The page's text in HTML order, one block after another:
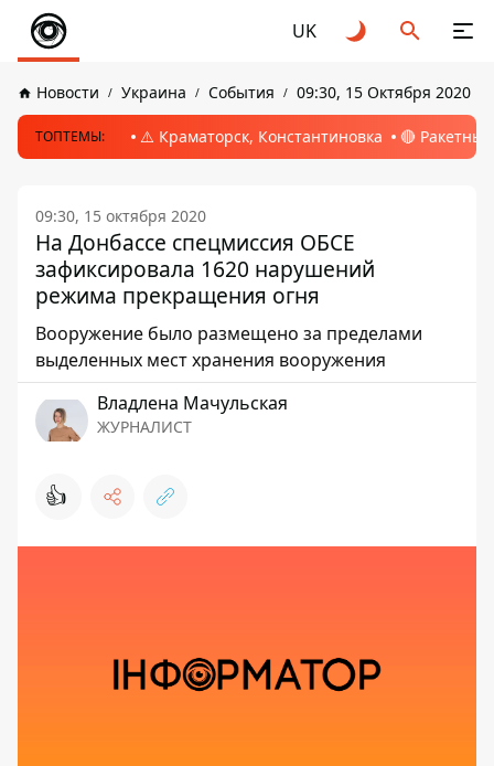
UK
Новости Украина События 09:30, 15 Октября 2020
ТОПТЕМЫ: ⚠️ Краматорск, Константиновка 🔴
09:30, 15 октября 2020
На Донбассе спецмиссия ОБСЕ
зафиксировала 1620 нарушений
режима прекращения огня
Вооружение было размещено за пределами
выделенных мест хранения вооружения
Владлена Мачульская
ЖУРНАЛИСТ
👍